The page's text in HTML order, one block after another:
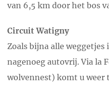
van 6,5 km door het bos
Circuit Watigny
Zoals bijna alle
nagenoeg autovrij. Via la
wolvennest) komt u weer